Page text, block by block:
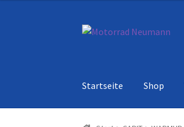
Zur
Zum
Startseite Shop